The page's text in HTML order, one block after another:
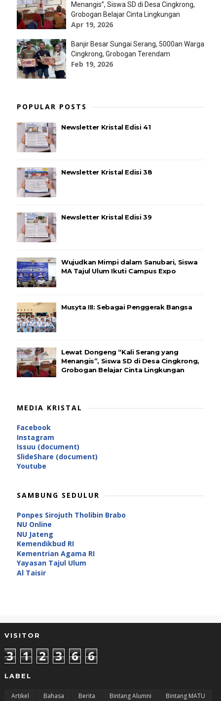
Menangis”, Siswa SD di Desa Cingkrong,
Grobogan Belajar Cinta Lingkungan
Apr 19, 2026
Banjir Besar Sungai Serang, 5000an Warga
Cingkrong, Grobogan Terendam
Feb 19, 2026
POPULAR POSTS
Newsletter Kristal Edisi 41
Newsletter Kristal Edisi 38
Newsletter Kristal Edisi 39
Wujudkan Mimpi dalam Sanubari, Siswa
MA Tajul Ulum Ikuti Campus Expo
Musyta III: Sebagai Penggerak Bangsa
Lewat Dongeng “Kali Serang yang
Menangis”, Siswa SD di Desa Cingkrong,
Grobogan Belajar Cinta Lingkungan
MEDIA KRISTAL
Facebook
Instagram
Issuu (document)
SlideShare (document)
Youtube
SAMBUNG SEDULUR
Ponpes Sirojuth Tholibin Brabo
NU Online
NU Jateng
Kemendikbud RI
Kementrian Agama RI
Yayasan Tajul Ulum
Al Taisir
VISITOR
3 1 2 3 6 6
LABEL
Artikel Bahasa Berita Bintang Alumni Bintang MATU